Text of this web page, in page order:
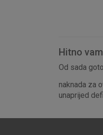
Hitno
Od sada
naknada za
unaprijed